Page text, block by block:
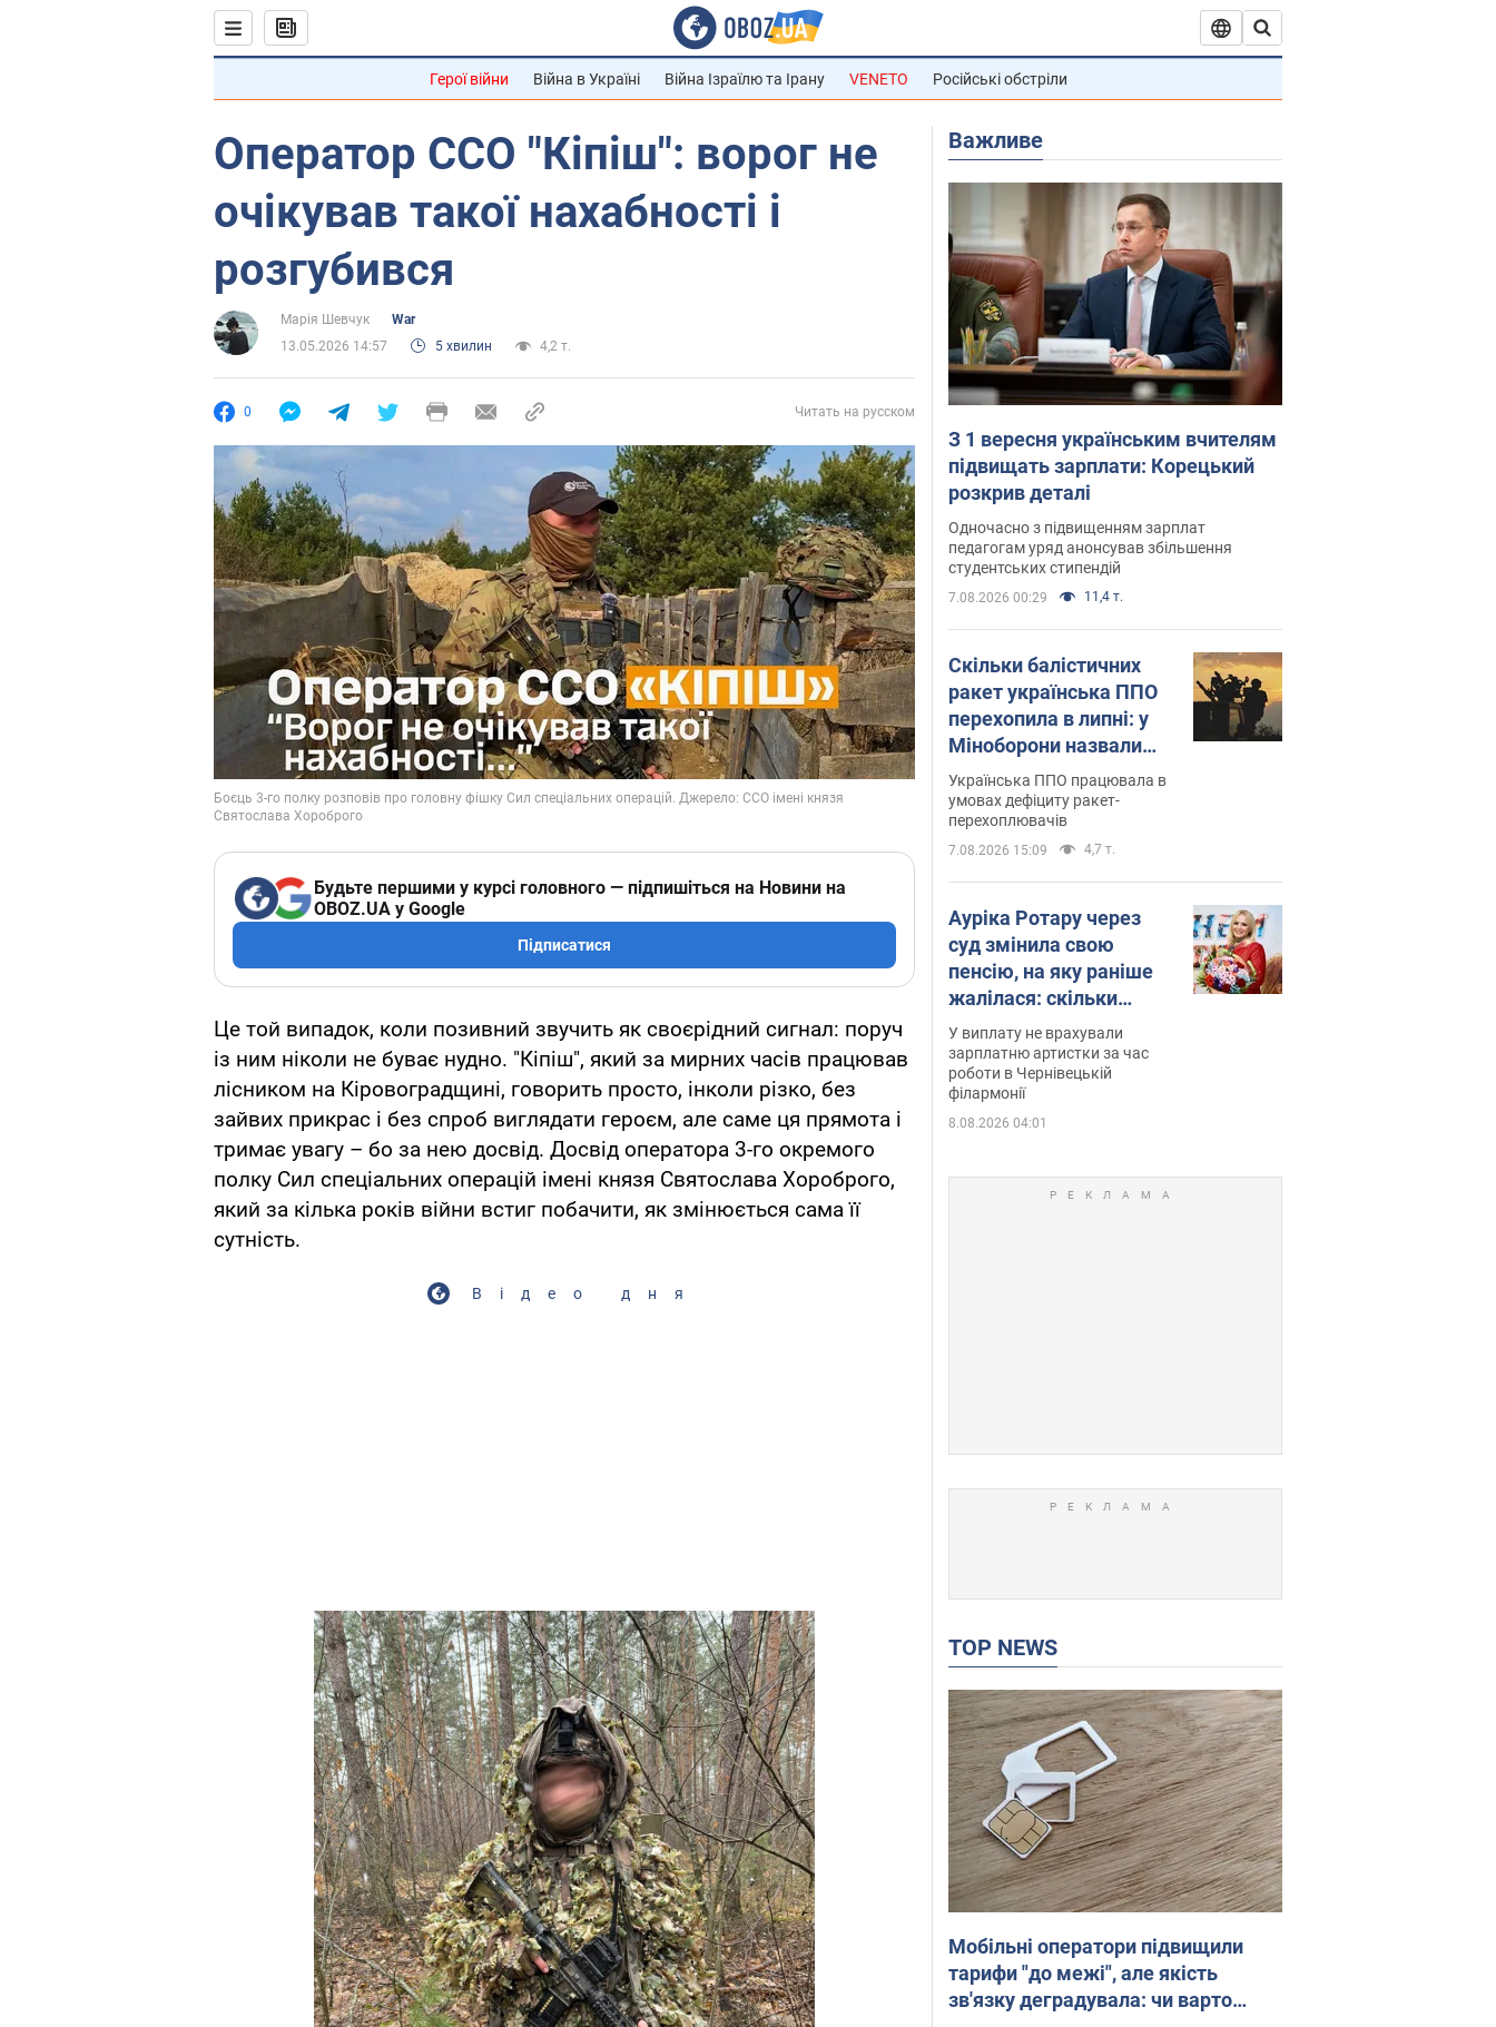
Герої війни Війна в Україні Війна Ізраїлю та Ірану VENETO Російські обстріли
Оператор ССО "Кіпіш": ворог не
очікував такої нахабності і
розгубився
Марія Шевчук
War
13.05.2026 14:57
5 хвилин 4,2 т.
0 Читать на русском
Будьте першими у курсі головного — підпишіться на Новини на
OBOZ.UA у Google
Підписатися
Це той випадок, коли позивний звучить як своєрідний сигнал: поруч
із ним ніколи не буває нудно. "Кіпіш", який за мирних часів працював
лісником на Кіровоградщині, говорить просто, інколи різко, без
зайвих прикрас і без спроб виглядати героєм, але саме ця прямота і
тримає увагу – бо за нею досвід. Досвід оператора 3-го окремого
полку Сил спеціальних операцій імені князя Святослава Хороброго,
який за кілька років війни встиг побачити, як змінюється сама її
сутність.
Відео дня
Важливе
З 1 вересня українським вчителям
підвищать зарплати: Корецький
розкрив деталі
Одночасно з підвищенням зарплат
педагогам уряд анонсував збільшення
студентських стипендій
7.08.2026 00:29 11,4 т.
Скільки балістичних
ракет українська ППО
перехопила в липні: у
Міноборони назвали
цифру
Українська ППО працювала в
умовах дефіциту ракет-
перехоплювачів
7.08.2026 15:09 4,7 т.
Ауріка Ротару через
суд змінила свою
пенсію, на яку раніше
жалілася: скільки
отримувала співачка
У виплату не врахували
зарплатню артистки за час
роботи в Чернівецькій
філармонії
8.08.2026 04:01
TOP NEWS
Мобільні оператори підвищили
тарифи "до межі", але якість
зв'язку деградувала: чи варто